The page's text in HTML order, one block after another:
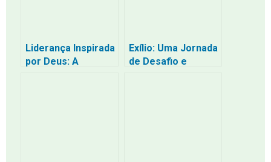
Liderança Inspirada
por Deus: A
Exílio: Uma Jornada
de Desafio e